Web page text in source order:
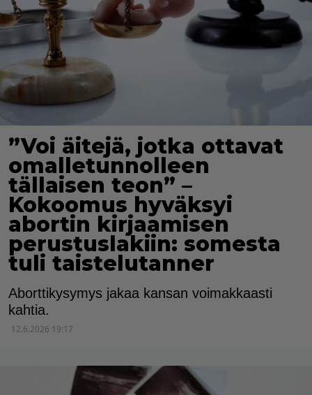
”Voi äitejä, jotka ottavat
omalletunnolleen
tällaisen teon” –
Kokoomus hyväksyi
abortin kirjaamisen
perustuslakiin: somesta
tuli taistelutanner
Aborttikysymys jakaa kansan voimakkaasti
kahtia.
12.6.2026 19:17